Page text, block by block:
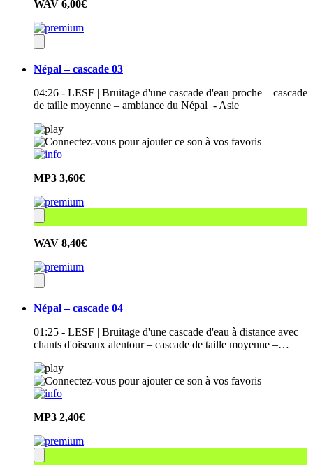
WAV 6,00€
Népal – cascade 03
04:26 - LESF | Bruitage d'une cascade d'eau proche – cascade
de taille moyenne – ambiance du Népal - Asie
MP3 3,60€
WAV 8,40€
Népal – cascade 04
01:25 - LESF | Bruitage d'une cascade d'eau à distance avec
chants d'oiseaux alentour – cascade de taille moyenne –…
MP3 2,40€